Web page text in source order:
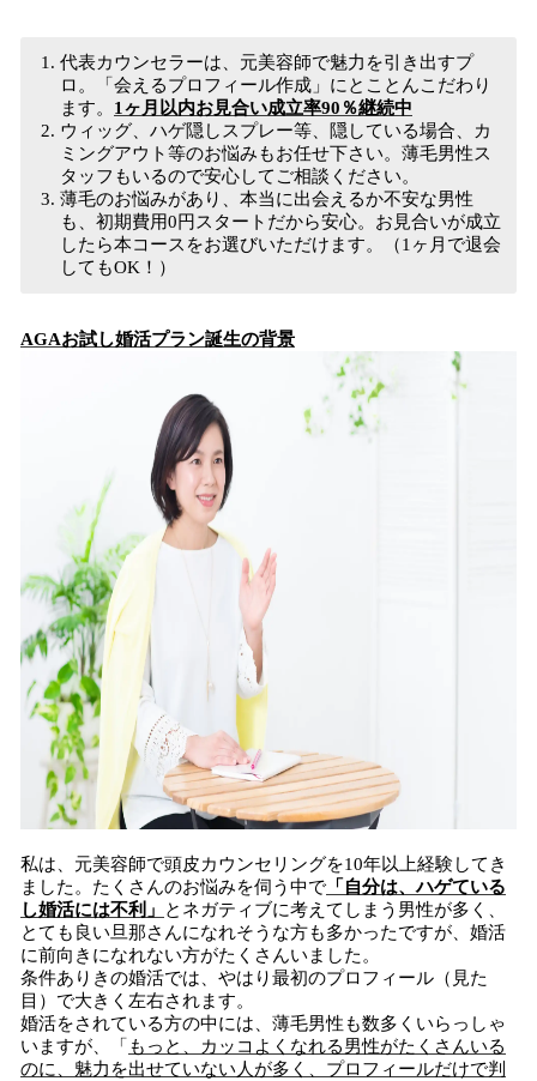
代表カウンセラーは、元美容師で魅力を引き出すプ
ロ。「会えるプロフィール作成」にとことんこだわり
ます。 1ヶ月以内お見合い成立率90％継続中
ウィッグ、ハゲ隠しスプレー等、隠している場合、カ
ミングアウト等のお悩みもお任せ下さい。薄毛男性ス
タッフもいるので安心してご相談ください。
薄毛のお悩みがあり、本当に出会えるか不安な男性
も、初期費用0円スタートだから安心。お見合いが成立
したら本コースをお選びいただけます。（1ヶ月で退会
してもOK！）
AGAお試し婚活プラン誕生の背景
私は、元美容師で頭皮カウンセリングを10年以上経験してき
ました。たくさんのお悩みを伺う中で 「自分は、ハゲている
し婚活には不利」
とネガティブに考えてしまう男性が多く、
とても良い旦那さんになれそうな方も多かったですが、婚活
に前向きになれない方がたくさんいました。
条件ありきの婚活では、やはり最初のプロフィール（見た
目）で大きく左右されます。
婚活をされている方の中には、薄毛男性も数多くいらっしゃ
いますが、「 もっと、カッコよくなれる男性がたくさんいる
のに、魅力を出せていない人が多く、プロフィールだけで判